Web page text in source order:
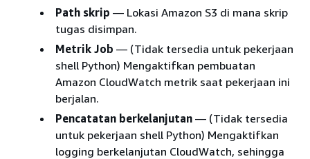
Path skrip — Lokasi Amazon S3 di mana skrip
tugas disimpan.
Metrik Job — (Tidak tersedia untuk pekerjaan
shell Python) Mengaktifkan pembuatan
Amazon CloudWatch metrik saat pekerjaan ini
berjalan.
Pencatatan berkelanjutan — (Tidak tersedia
untuk pekerjaan shell Python) Mengaktifkan
logging berkelanjutan CloudWatch, sehingga